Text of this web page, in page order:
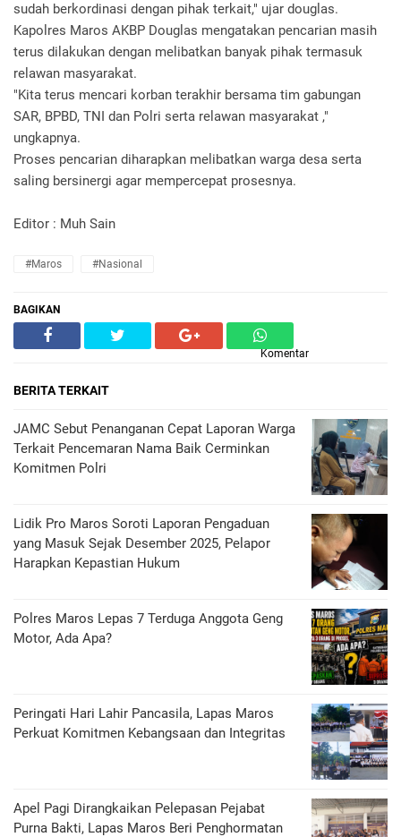
sudah berkordinasi dengan pihak terkait," ujar douglas.
Kapolres Maros AKBP Douglas mengatakan pencarian masih
terus dilakukan dengan melibatkan banyak pihak termasuk
relawan masyarakat.
"Kita terus mencari korban terakhir bersama tim gabungan
SAR, BPBD, TNI dan Polri serta relawan masyarakat ,"
ungkapnya.
Proses pencarian diharapkan melibatkan warga desa serta
saling bersinergi agar mempercepat prosesnya.
Editor : Muh Sain
#Maros #Nasional
BAGIKAN
Komentar
BERITA TERKAIT
JAMC Sebut Penanganan Cepat Laporan Warga
Terkait Pencemaran Nama Baik Cerminkan
Komitmen Polri
Lidik Pro Maros Soroti Laporan Pengaduan
yang Masuk Sejak Desember 2025, Pelapor
Harapkan Kepastian Hukum
Polres Maros Lepas 7 Terduga Anggota Geng
Motor, Ada Apa?
Peringati Hari Lahir Pancasila, Lapas Maros
Perkuat Komitmen Kebangsaan dan Integritas
Apel Pagi Dirangkaikan Pelepasan Pejabat
Purna Bakti, Lapas Maros Beri Penghormatan